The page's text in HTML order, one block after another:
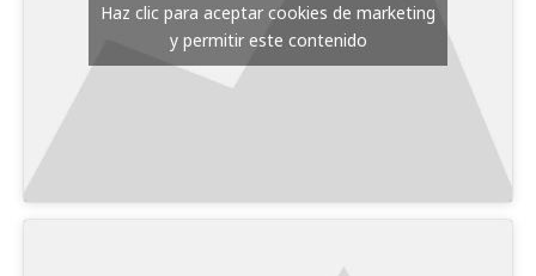
Haz clic para aceptar cookies de marketing
y permitir este contenido